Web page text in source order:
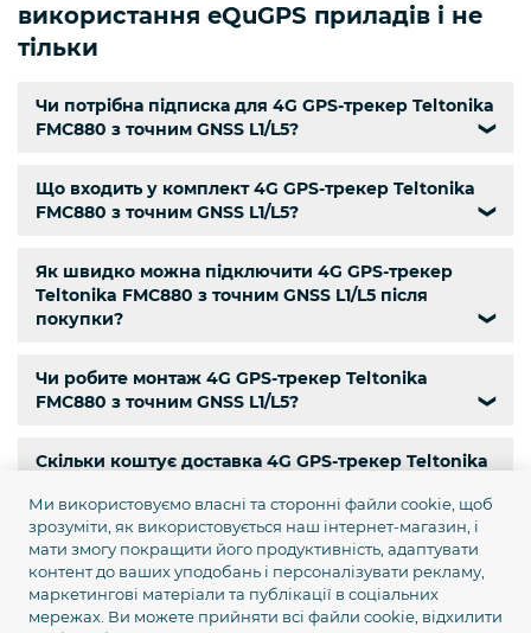
використання eQuGPS приладів і не
тільки
Чи потрібна підписка для 4G GPS-трекер Teltonika
FMC880 з точним GNSS L1/L5?
❯
Що входить у комплект 4G GPS-трекер Teltonika
FMC880 з точним GNSS L1/L5?
❯
Як швидко можна підключити 4G GPS-трекер
Teltonika FMC880 з точним GNSS L1/L5 після
покупки?
❯
Чи робите монтаж 4G GPS-трекер Teltonika
FMC880 з точним GNSS L1/L5?
❯
Скільки коштує доставка 4G GPS-трекер Teltonika
Чи є самовивіз 4G GPS-трекер Teltonika FMC880 з
точним GNSS L1/L5?
❯
Чи є кур’єрська доставка 4G GPS-трекер Teltonika
Ми використовуємо власні та сторонні файли cookie, щоб
зрозуміти, як використовується наш інтернет-магазин, і
мати змогу покращити його продуктивність, адаптувати
контент до ваших уподобань і персоналізувати рекламу,
маркетингові матеріали та публікації в соціальних
мережах. Ви можете прийняти всі файли cookie, відхилити